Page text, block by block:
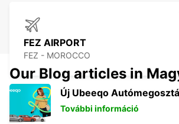
FEZ AIRPORT
FEZ - MOROCCO
Our Blog articles in
Új Ubeeqo
További információ